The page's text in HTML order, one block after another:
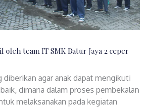
oleh team IT SMK Batur Jaya 2 ceper
diberikan agar anak dapat mengikuti
dimana dalam proses pembekalan
melaksanakan pada kegiatan